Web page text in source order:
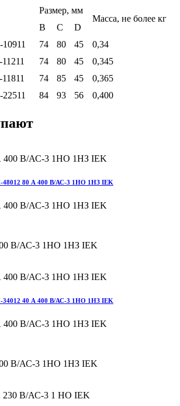
Размер, мм
Масса, не более кг
В
С
D
74 80 45
0,34
74 80 45
0,345
74 85 45
0,365
84 93 56 0,400
80 А 400 В/АС-3 1НО 1НЗ IEK
В/АС-3 1НО 1НЗ IEK
40 А 400 В/АС-3 1НО 1НЗ IEK
В/АС-3 1НО 1НЗ IEK